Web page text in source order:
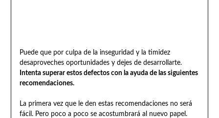
Puede que por culpa de la inseguridad y la timidez
desaproveches oportunidades y dejes de desarrollarte.
Intenta superar estos defectos con la ayuda de las siguientes
recomendaciones.
La primera vez que le den estas recomendaciones no será
fácil. Pero poco a poco se acostumbrará al nuevo papel.